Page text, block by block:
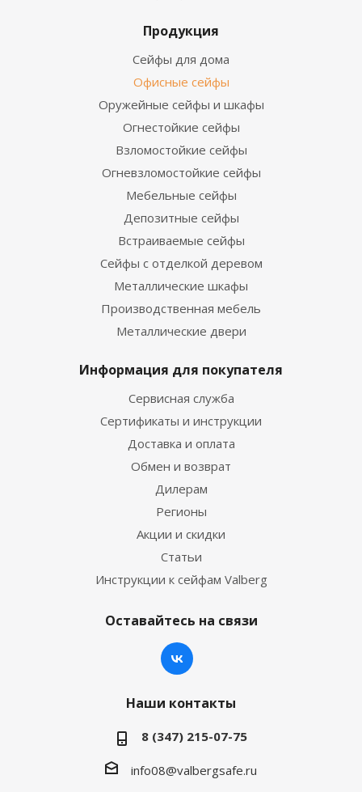
Продукция
Сейфы для дома
Офисные сейфы
Оружейные сейфы и шкафы
Огнестойкие сейфы
Взломостойкие сейфы
Огневзломостойкие сейфы
Мебельные сейфы
Депозитные сейфы
Встраиваемые сейфы
Сейфы с отделкой деревом
Металлические шкафы
Производственная мебель
Металлические двери
Информация для покупателя
Сервисная служба
Сертификаты и инструкции
Доставка и оплата
Обмен и возврат
Дилерам
Регионы
Акции и скидки
Статьи
Инструкции к сейфам Valberg
Оставайтесь на связи
Наши контакты
8 (347) 215-07-75
info08@valbergsafe.ru